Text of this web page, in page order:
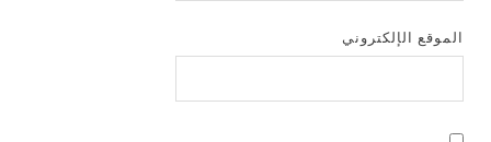
الموقع الإلكتروني